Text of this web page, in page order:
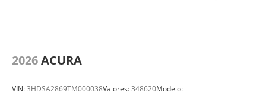
2026ACURA
VIN:3HDSA2869TM000038Valores:348620Modelo: